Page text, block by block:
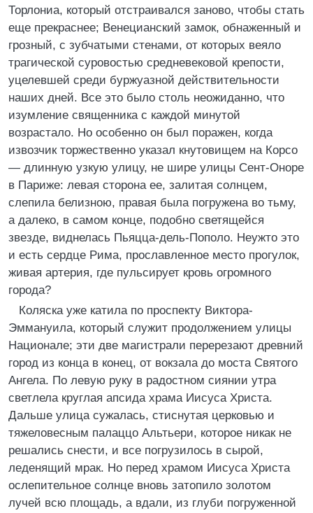
Торлониа, который отстраивался заново, чтобы стать
еще прекраснее; Венецианский замок, обнаженный и
грозный, с зубчатыми стенами, от которых веяло
трагической суровостью средневековой крепости,
уцелевшей среди буржуазной действительности
наших дней. Все это было столь неожиданно, что
изумление священника с каждой минутой
возрастало. Но особенно он был поражен, когда
извозчик торжественно указал кнутовищем на Корсо
— длинную узкую улицу, не шире улицы Сент-Оноре
в Париже: левая сторона ее, залитая солнцем,
слепила белизною, правая была погружена во тьму,
а далеко, в самом конце, подобно светящейся
звезде, виднелась Пьяцца-дель-Пополо. Неужто это
и есть сердце Рима, прославленное место прогулок,
живая артерия, где пульсирует кровь огромного
города?
Коляска уже катила по проспекту Виктора-
Эммануила, который служит продолжением улицы
Национале; эти две магистрали перерезают древний
город из конца в конец, от вокзала до моста Святого
Ангела. По левую руку в радостном сиянии утра
светлела круглая апсида храма Иисуса Христа.
Дальше улица сужалась, стиснутая церковью и
тяжеловесным палаццо Альтьери, которое никак не
решались снести, и все погрузилось в сырой,
леденящий мрак. Но перед храмом Иисуса Христа
ослепительное солнце вновь затопило золотом
лучей всю площадь, а вдали, из глуби погруженной